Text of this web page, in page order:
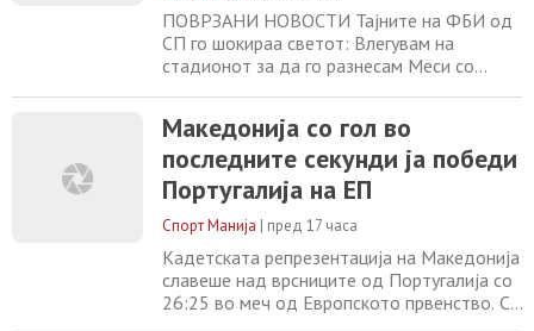
ПОВРЗАНИ НОВОСТИ Тајните на ФБИ од
СП го шокираа светот: Влегувам на
стадионот за да го разнесам Меси со
Мидлзброу 07/08/2026 Натпревар на
Барселона откажан поради мигрантската
криза 07/08/2026 Официјално:
Легендарниот Диего Форлан е нов
селектор на Уругвај(ФОТО) 07/08/2026
Македонија со гол во
последните секунди ја победи
Португалија на ЕП
Спорт Манија | пред 17 часа
Кадетската репрезентација на Македонија
славеше над врсниците од Португалија со
26:25 во меч од Европското првенство. Со